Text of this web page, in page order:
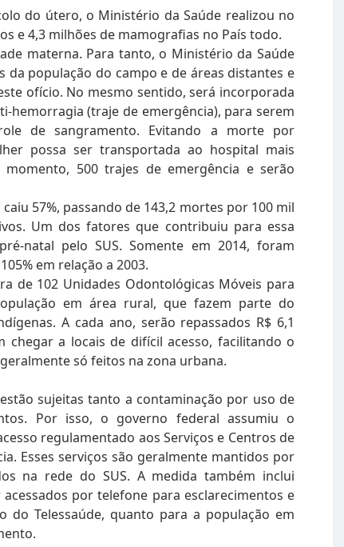
do útero, o Ministério da Saúde realizou no
e 4,3 milhões de mamografias no País todo.
materna. Para tanto, o Ministério da Saúde
população do campo e de áreas distantes e
ofício. No mesmo sentido, será incorporada
hemorragia (traje de emergência), para serem
de sangramento. Evitando a morte por
possa ser transportada ao hospital mais
500 trajes de emergência e serão
57%, passando de 143,2 mortes por 100 mil
Um dos fatores que contribuiu para essa
natal pelo SUS. Somente em 2014, foram
em relação a 2003.
de 102 Unidades Odontológicas Móveis para
em área rural, que fazem parte do
A cada ano, serão repassados R$ 6,1
chegar a locais de difícil acesso, facilitando o
só feitos na zona urbana.
sujeitas tanto a contaminação por uso de
Por isso, o governo federal assumiu o
regulamentado aos Serviços e Centros de
Esses serviços são geralmente mantidos por
na rede do SUS. A medida também inclui
por telefone para esclarecimentos e
Telessaúde, quanto para a população em